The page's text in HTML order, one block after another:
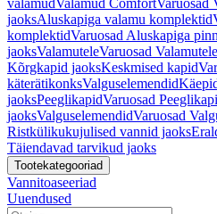
valamudValamud ComfortVaruosad
jaoksAluskapiga valamu komplektid
komplektidVaruosad Aluskapiga
jaoksValamuteleVaruosad
Kõrgkapid jaoksKeskmised kapid
käterätikonksValguselemendid
jaoksPeeglikapidVaruosad
jaoksValguselemendidVaruosad
Ristkülikukujulised vannid jaoks
Täiendavad tarvikud jaoks
Tootekategooriad
Vannitoaseeriad
Uuendused